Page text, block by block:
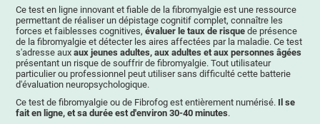
Ce test en ligne innovant et fiable de la fibromyalgie est une ressource
permettant de réaliser un dépistage cognitif complet, connaître les
forces et faiblesses cognitives,évaluer le taux de risque de présence
de la fibromyalgie et détecter les aires affectées par la maladie. Ce test
s'adresse auxaux jeunes adultes, aux adultes et aux personnes âgées
présentant un risque de souffrir de fibromyalgie. Tout utilisateur
particulier ou professionnel peut utiliser sans difficulté cette batterie
d'évaluation neuropsychologique.
Ce test de fibromyalgie ou de Fibrofog est entièrement numérisé. Il se
fait en ligne, et sa durée est d'environ 30-40 minutes.